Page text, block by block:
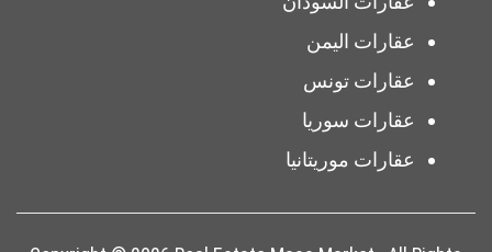
عقارات اليمن
عقارات تونس
عقارات سوريا
عقارات موريتانيا